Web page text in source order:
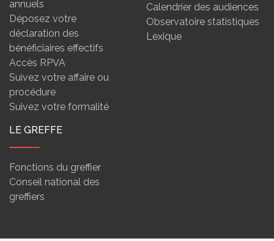
annuels
Déposez votre
déclaration des
bénéficiaires effectifs
Accès RPVA
Suivez votre affaire ou
procédure
Suivez votre formalité
Calendrier des audiences
Observatoire statistiques
Lexique
LE GREFFE
Fonctions du greffier
Conseil national des
greffiers